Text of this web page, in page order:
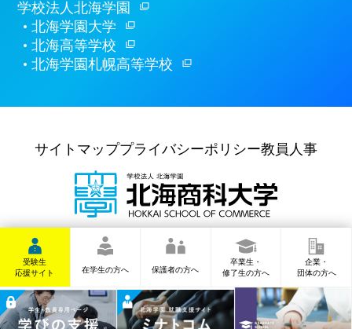
受験生
応援サイト
在学生の方へ 保護者の方へ
卒業生・
修了生の方へ
企業・
団体の方へ
学校法人北海学園
北海学園大学
北海高等学校
北海学園札幌高等学校
サイトマッププライバシーポリシー教員人事
〒062-8607 札幌市豊平区
(011)841-1161